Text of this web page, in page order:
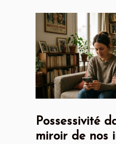
Possessivité
miroir de nos